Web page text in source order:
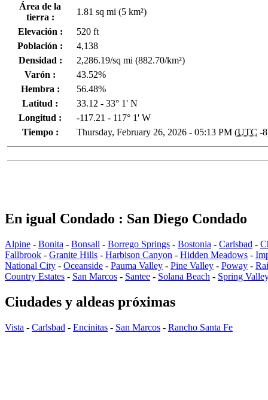
Área de la
tierra :
1.81 sq mi (5 km²)
Elevación :
520 ft
Población :
4,138
Densidad :
2,286.19/sq mi (882.70/km²)
Varón :
43.52%
Hembra :
56.48%
Latitud :
33.12 - 33° 1' N
Longitud :
-117.21 - 117° 1' W
Tiempo :
Thursday, February 26, 2026 - 05:13 PM (UTC -
En igual Condado : San Diego Condado
Alpine - Bonita - Bonsall - Borrego Springs - Bostonia - Carlsbad -
Fallbrook - Granite Hills - Harbison Canyon - Hidden Meadows -
National City - Oceanside - Pauma Valley - Pine Valley - Poway -
Country Estates - San Marcos - Santee - Solana Beach - Spring
Ciudades y aldeas próximas
Vista - Carlsbad - Encinitas - San Marcos - Rancho Santa Fe